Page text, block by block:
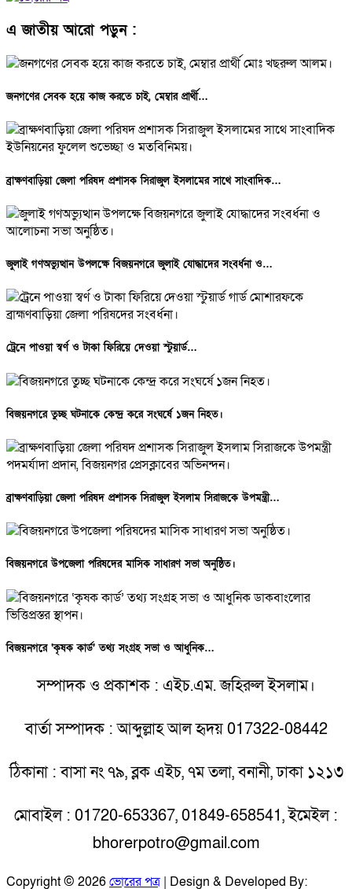
এ জাতীয় আরো পড়ুন :
জনগণের সেবক হয়ে কাজ করতে চাই, মেম্বার প্রার্থী…
ব্রাক্ষণবাড়িয়া জেলা পরিষদ প্রশাসক সিরাজুল ইসলামের সাথে সাংবাদিক…
জুলাই গণঅভ্যুত্থান উপলক্ষে বিজয়নগরে জুলাই যোদ্ধাদের সংবর্ধনা ও…
ট্রেনে পাওয়া স্বর্ণ ও টাকা ফিরিয়ে দেওয়া স্টুয়ার্ড…
বিজয়নগরে তুচ্ছ ঘটনাকে কেন্দ্র করে সংঘর্ষে ১জন নিহত।
ব্রাক্ষণবাড়িয়া জেলা পরিষদ প্রশাসক সিরাজুল ইসলাম সিরাজকে উপমন্ত্রী…
বিজয়নগরে উপজেলা পরিষদের মাসিক সাধারণ সভা অনুষ্ঠিত।
বিজয়নগরে ‘কৃষক কার্ড’ তথ্য সংগ্রহ সভা ও আধুনিক…
সম্পাদক ও প্রকাশক : এইচ.এম. জহিরুল ইসলাম।
বার্তা সম্পাদক : আব্দুল্লাহ আল হৃদয় 017322-08442
ঠিকানা : বাসা নং ৭৯, ব্লক এইচ, ৭ম তলা, বনানী, ঢাকা ১২১৩
মোবাইল : 01720-653367, 01849-658541, ইমেইল :
bhorerpotro@gmail.com
Copyright © 2026ভোরের পত্র | Design & Developed By: